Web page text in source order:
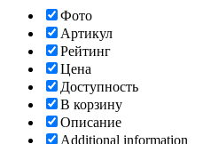
Фото
Артикул
Рейтинг
Цена
Доступность
В корзину
Описание
Additional information